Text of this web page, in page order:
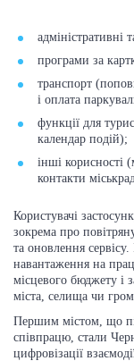
адміністративні
програми за
транспорт
і оплата
функції для
календар подій);
інші корисності
контакти
Користувачі
зокрема про
та оновлення
навантаження на
місцевого бюджету і
міста, селища чи
Першим містом, що
співпрацю, стали
цифровізації